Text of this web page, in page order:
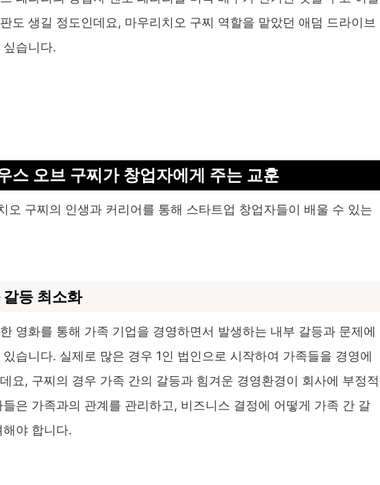
도 생길 정도인데요, 마우리치오 구찌 역할을 맡았던 애덤 드라이브
습니다.
스 오브 구찌가 창업자에게 주는 교훈
오 구찌의 인생과 커리어를 통해 스타트업 창업자들이 배울 수 있는
등 최소화
영화를 통해 가족 기업을 경영하면서 발생하는 내부 갈등과 문제에
습니다. 실제로 많은 경우 1인 법인으로 시작하여 가족들을 경영에
요, 구찌의 경우 가족 간의 갈등과 힘겨운 경영환경이 회사에 부정적
은 가족과의 관계를 관리하고, 비즈니스 결정에 어떻게 가족 간 갈
야 합니다.